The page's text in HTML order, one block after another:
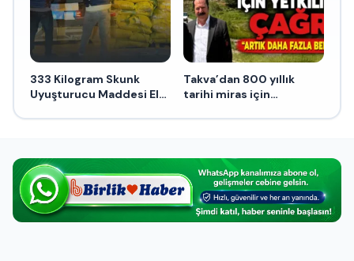
333 Kilogram Skunk
Uyuşturucu Maddesi Ele
Takva’dan 800 yıllık
tarihi miras için
Daha Fazla Beklemesin”